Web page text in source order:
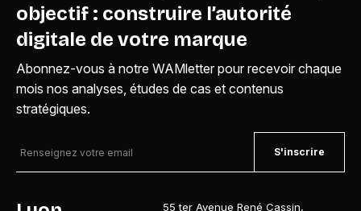
objectif : construire l’autorité
digitale de votre marque
Abonnez-vous à notre WAMletter pour recevoir chaque
mois nos analyses, études de cas et contenus
stratégiques.
S'inscrire
55 ter Avenue René Cassin,